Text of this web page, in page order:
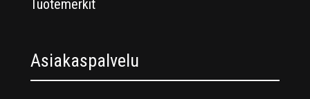
Tuotemerkit
Asiakaspalvelu